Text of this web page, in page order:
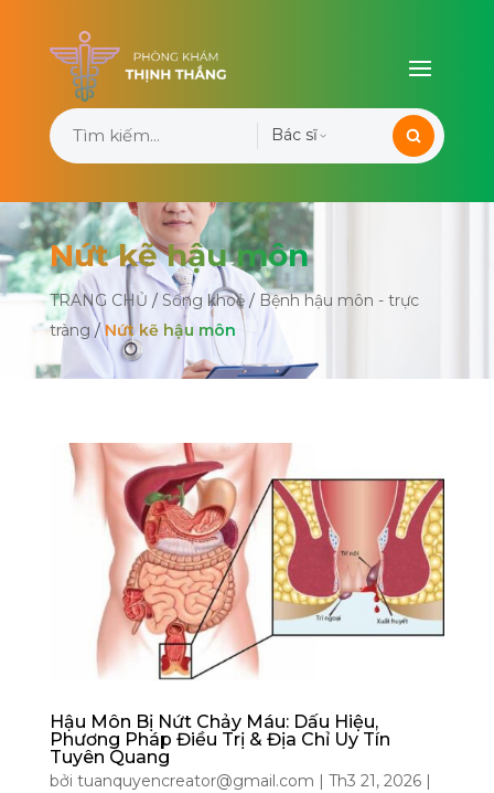
Bác sĩ
Nứt kẽ hậu môn
TRANG CHỦ / Sống khoẻ/ Bệnh hậu môn - trực
tràng /Nứt kẽ hậu môn
Hậu Môn Bị Nứt Chảy Máu: Dấu Hiệu,
Phương Pháp Điều Trị & Địa Chỉ Uy Tín
Tuyên Quang
bởi tuanquyencreator@gmail.com | Th3 21, 2026|